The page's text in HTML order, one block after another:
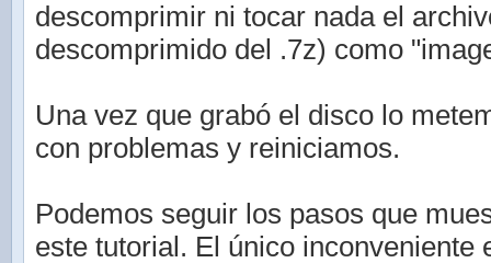
descomprimir ni tocar nada el
descomprimido del .7z) como
Una vez que grabó el disco lo
con problemas y reiniciamos.
Podemos seguir los pasos que
este tutorial. El único inconveniente